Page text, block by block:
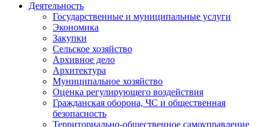
Деятельность
Государственные и муниципальные услуги
Экономика
Закупки
Сельское хозяйство
Архивное дело
Архитектура
Муниципальное хозяйство
Оценка регулирующего воздействия
Гражданская оборона, ЧС и общественная
безопасность
Территориально-общественное самоуправление